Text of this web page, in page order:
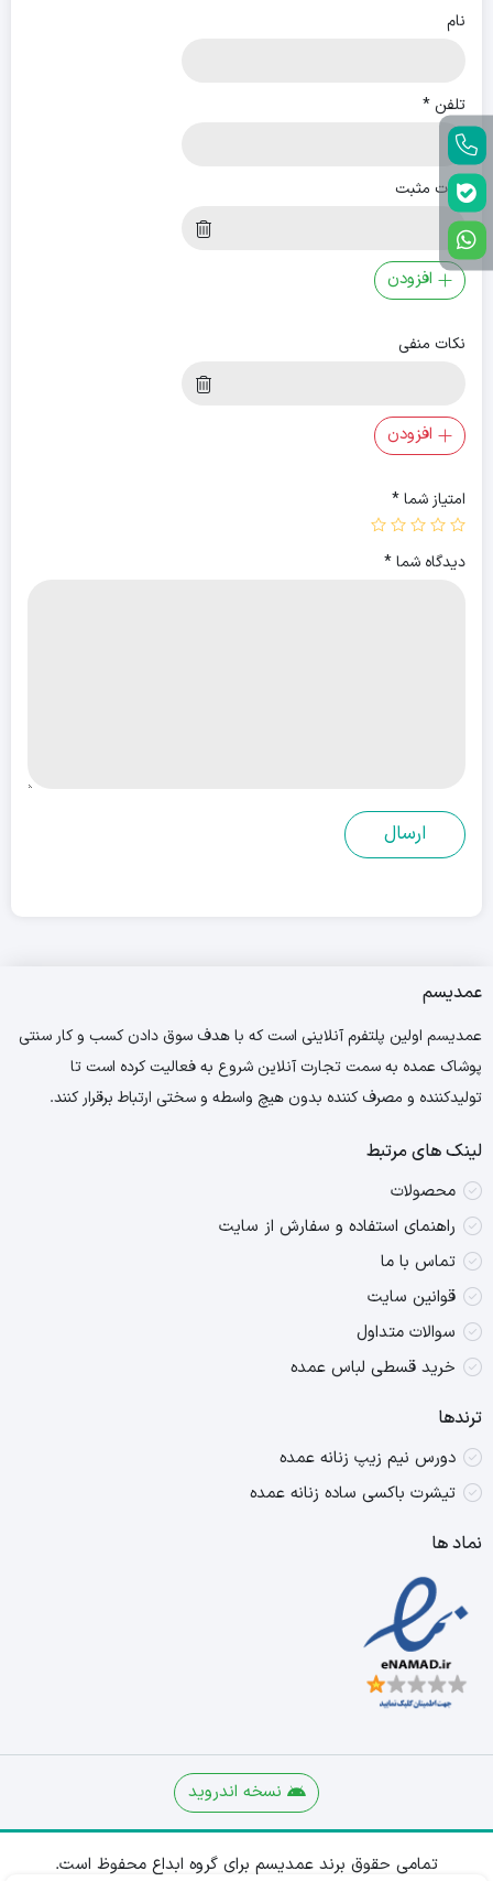
نام
تلفن *
نکات مثبت
افزودن
نکات منفی
افزودن
امتیاز شما*
دیدگاه شما*
عمدیسم
عمدیسم اولین پلتفرم آنلاینی است که با هدف سوق دادن کسب و کار سنتی
پوشاک عمده به سمت تجارت آنلاین شروع به فعالیت کرده است تا
تولیدکننده و مصرف کننده بدون هیچ واسطه و سختی ارتباط برقرار کنند.
لینک های مرتبط
محصولات
راهنمای استفاده و سفارش از سایت
تماس با ما
قوانین سایت
سوالات متداول
خرید قسطی لباس عمده
ترندها
دورس نیم زیپ زنانه عمده
تیشرت باکسی ساده زنانه عمده
نماد ها
نسخه اندروید
تمامی حقوق برند عمدیسم برای گروه ابداع محفوظ است.